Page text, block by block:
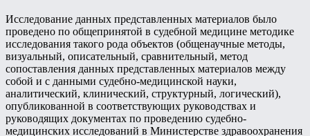
Исследование данных представленных материалов было
проведено по общепринятой в судебной медицине методике
исследования такого рода объектов (общенаучные методы,
визуальный, описательный, сравнительный, метод
сопоставления данных представленных материалов между
собой и с данными судебно-медицинской науки,
аналитический, клинический, структурный, логический),
опубликованной в соответствующих руководствах и
руководящих документах по проведению судебно-
медицинских исследований в Министерстве здравоохранения